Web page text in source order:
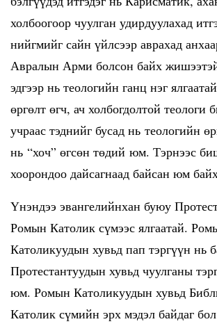
холбоогоор чуулган удирдуулахад
нийгмийг сайн үйлсээр аврахад
Авралын Арми болсон байх
эдгээр нь теологийн ганц нэг
өргөлт өгч, ач холбогдолтой теологи
учраас тэднийг бусад нь теологийн
нь “хоч” өгсөн төдий юм. Тэрнээс
хоорондоо дайсагнаад байсан юм
Үнэндээ эвангелийнхан буюу
Ромын Католик сүмээс ялгаатай.
Католикуудын хувьд пап тэргүүн нь
Протестантуудын хувьд чуулганы
юм. Ромын Католикуудын хувьд
Католик сүмийн эрх мэдэл байдаг бол